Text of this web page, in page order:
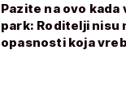
Pazite na ovo
park: Roditelji nisu
opasnosti koja